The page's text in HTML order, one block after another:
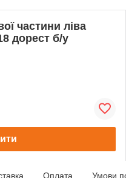
частини ліва
дорест б/у
Оплата Умови